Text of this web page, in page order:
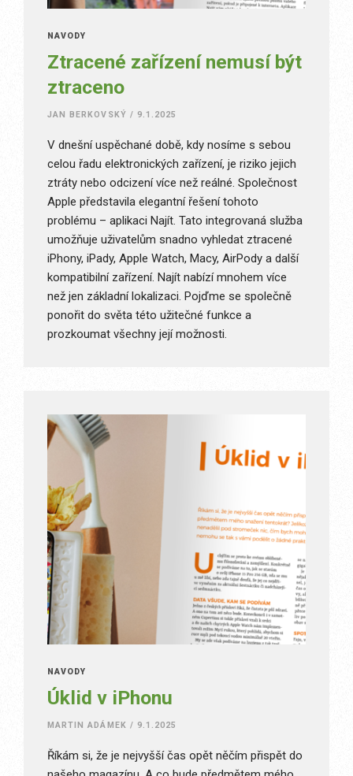
NÁVODY
Ztracené zařízení nemusí být
ztraceno
JAN BERKOVSKÝ / 9.1.2025
V dnešní uspěchané době, kdy nosíme s sebou
celou řadu elektronických zařízení, je riziko jejich
ztráty nebo odcizení více než reálné. Společnost
Apple představila elegantní řešení tohoto
problému – aplikaci Najít. Tato integrovaná služba
umožňuje uživatelům snadno vyhledat ztracené
iPhony, iPady, Apple Watch, Macy, AirPody a další
kompatibilní zařízení. Najít nabízí mnohem více
než jen základní lokalizaci. Pojďme se společně
ponořit do světa této užitečné funkce a
prozkoumat všechny její možnosti.
NÁVODY
Úklid v iPhonu
MARTIN ADÁMEK / 9.1.2025
Říkám si, že je nejvyšší čas opět něčím přispět do